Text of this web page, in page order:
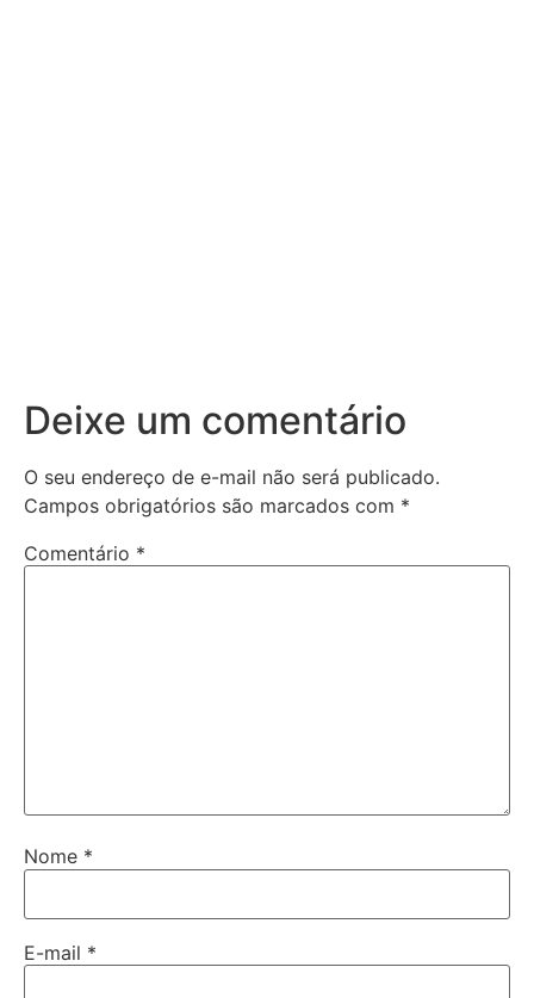
Deixe um comentário
O seu endereço de e-mail não será publicado.
Campos obrigatórios são marcados com *
Comentário *
Nome *
E-mail *